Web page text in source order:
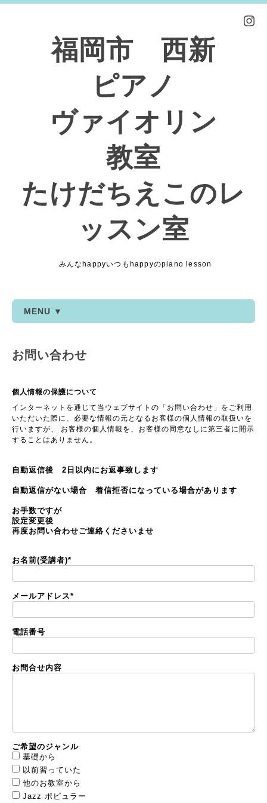
福岡市 西新
ピアノ
ヴァイオリン
教室
たけだちえこのレ
ッスン室
みんなhappyいつもhappyのpiano lesson
MENU ▼
お問い合わせ
個人情報の保護について
インターネットを通じて当ウェブサイトの「お問い合わせ」をご利用
いただいた際に、必要な情報の元となるお客様の個人情報の取扱いを
行いますが、 お客様の個人情報を、お客様の同意なしに第三者に開示
することはありません。
自動返信後 2日以内にお返事致します
自動返信がない場合 着信拒否になっている場合があります
お手数ですが
設定変更後
再度お問い合わせご連絡くださいませ
お名前(受講者)*
メールアドレス*
電話番号
お問合せ内容
ご希望のジャンル
基礎から
以前習っていた
他のお教室から
Jazz ポピュラー